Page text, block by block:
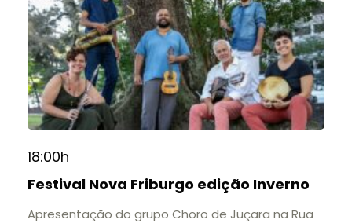
18:00h
Festival Nova Friburgo edição Inverno
Apresentação do grupo Choro de Juçara na Rua